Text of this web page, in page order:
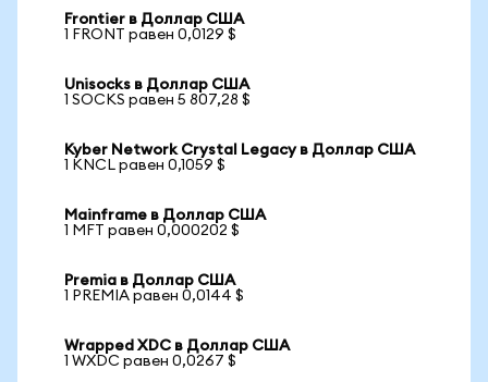
Frontier в Доллар США
1 FRONT равен 0,0129 $
Unisocks в Доллар США
1 SOCKS равен 5 807,28 $
Kyber Network Crystal Legacy в Доллар США
1 KNCL равен 0,1059 $
Mainframe в Доллар США
1 MFT равен 0,000202 $
Premia в Доллар США
1 PREMIA равен 0,0144 $
Wrapped XDC в Доллар США
1 WXDC равен 0,0267 $